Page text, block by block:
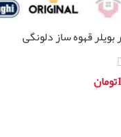
قهوه ساز دلونگی
تومان